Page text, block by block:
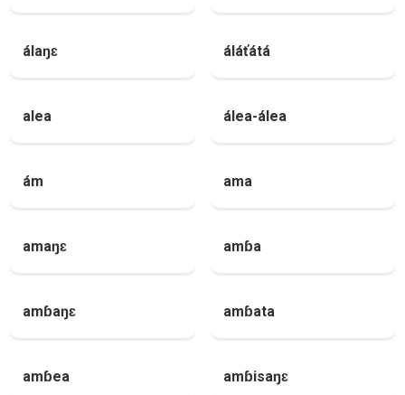
álaŋɛ áláťátá
alea álea-álea
ám ama
amaŋɛ amɓa
amɓaŋɛ amɓata
amɓea amɓisaŋɛ